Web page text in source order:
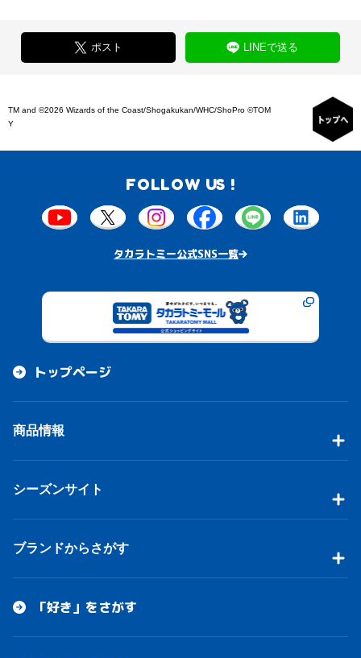
ポスト LINEで送る
TM and ©2026 Wizards of the Coast/Shogakukan/WHC/ShoPro ©TOM
Y
FOLLOW US !
タカラトミー公式SNS一覧
トップページ
商品情報
シーズンサイト
ブランドからさがす
「好き」をさがす